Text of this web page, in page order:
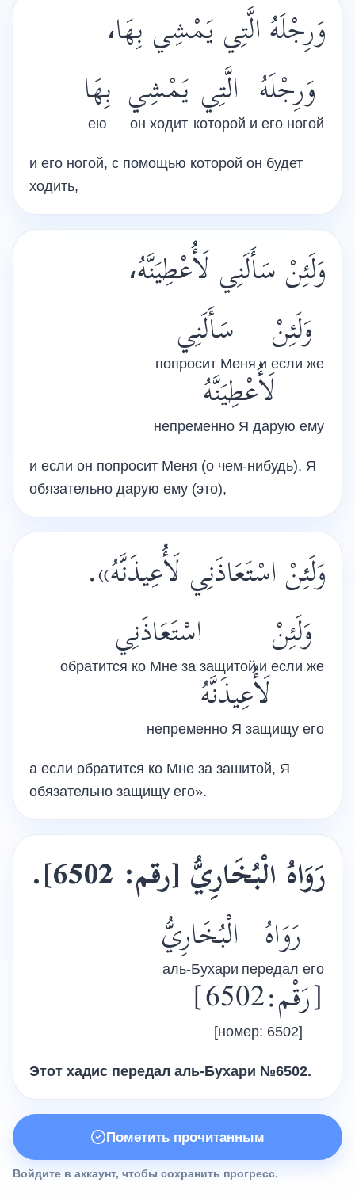
وَرِجْلَهُ الَّتِي يَمْشِي بِهَا،
وَرِجْلَهُ
и его ногой
الَّتِي
которой
يَمْشِي
он ходит
بِهَا
ею
и его ногой, с помощью которой он будет
ходить,
وَلَئِنْ سَأَلَنِي لَأُعْطِيَنَّهُ،
وَلَئِنْ
и если же
سَأَلَنِي
попросит Меня
لَأُعْطِيَنَّهُ
непременно Я дарую ему
и если он попросит Меня (о чем-нибудь), Я
обязательно дарую ему (это),
وَلَئِنْ اسْتَعَاذَنِي لَأُعِيذَنَّهُ».
وَلَئِنْ
и если же
اسْتَعَاذَنِي
обратится ко Мне за защитой
لَأُعِيذَنَّهُ
непременно Я защищу его
а если обратится ко Мне за зашитой, Я
обязательно защищу его».
رَوَاهُ الْبُخَارِيُّ [رقم: 6502].
رَوَاهُ
передал его
الْبُخَارِيُّ
аль-Бухари
[رَقْم:6502]
[номер: 6502]
Этот хадис передал аль-Бухари №6502.
Пометить прочитанным
Войдите в аккаунт, чтобы сохранить прогресс.